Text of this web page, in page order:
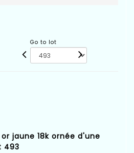
Go to lot
jaune 18k ornée d'une
493